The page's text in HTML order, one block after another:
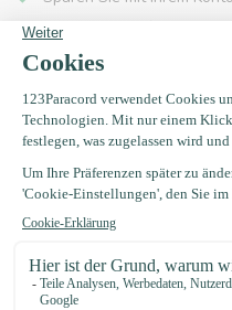
Kostenlose Lieferung nach
Produktbeschreibung
Zuletzt angesehen